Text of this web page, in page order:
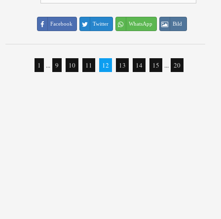
Facebook Twitter WhatsApp Bild
1 ... 9 10 11 12 13 14 15 ... 20